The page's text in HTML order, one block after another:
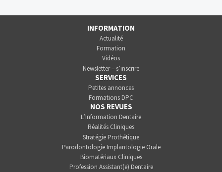
INFORMATION
Actualité
Formation
Vidéos
Newsletter – s’inscrire
SERVICES
Petites annonces
Formations DPC
NOS REVUES
L’Information Dentaire
Réalités Cliniques
Stratégie Prothétique
Parodontologie Implantologie Orale
Biomatériaux Cliniques
Profession Assistant(e) Dentaire